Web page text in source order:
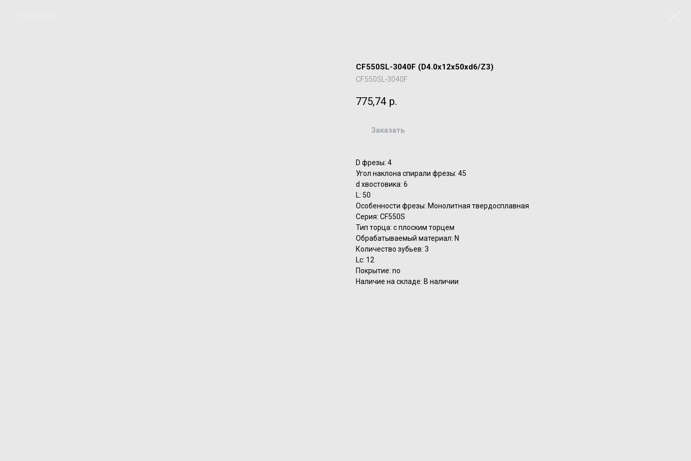
CF550SL-3040F (D4.0x12x50xd6/Z3)
CF550SL-3040F
775,74 р.
Заказать
D фрезы: 4
Угол наклона спирали фрезы: 45
d хвостовика: 6
L: 50
Особенности фрезы: Монолитная твердосплавная
Серия: CF550S
Тип торца: с плоским торцем
Обрабатываемый материал: N
Количество зубьев: 3
Lc: 12
Покрытие: no
Наличие на складе: В наличии